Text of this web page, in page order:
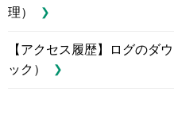
理）
【アクセス履歴】ログのダ
ック）